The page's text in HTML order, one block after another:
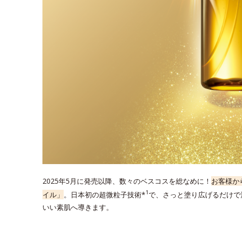
2025年5月に発売以降、数々のベスコスを総なめに！ お客様か
イル」 。日本初の超微粒子技術*1 で、さっと塗り広げるだけ
いい素肌へ導きます。